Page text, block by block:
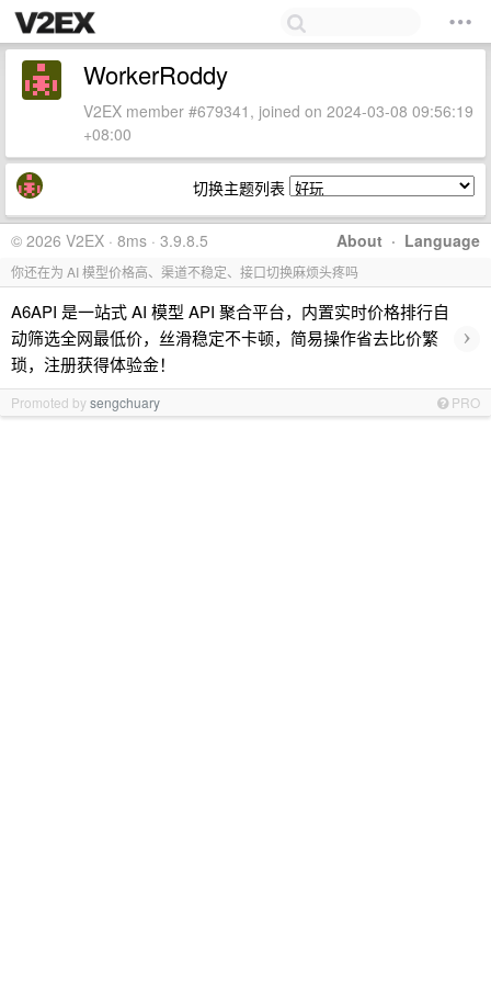
WorkerRoddy
V2EX member #679341, joined on 2024-03-08 09:56:19
+08:00
切换主题列表
About · Language
© 2026 V2EX · 8ms · 3.9.8.5
你还在为 AI 模型价格高、渠道不稳定、接口切换麻烦头疼吗
A6API 是一站式 AI 模型 API 聚合平台，内置实时价格排行自
动筛选全网最低价，丝滑稳定不卡顿，简易操作省去比价繁
琐，注册获得体验金！
›
Promoted bysengchuary PRO